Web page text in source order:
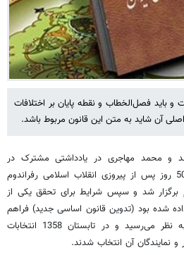
باید فصل‌الخطاب و نقطه پایان بر اختلافات
آن شاید به متن این قانون مربوط باشد.
و محمد مهاجری در یادداشتی مشترک در
روزنامه اعتماد نوشتند: کمتر از 50 روز پس از پیروزی انقلاب اسلامی رفراندوم
برگزار شد و سپس شرایط برای تحقق یکی از
شده بود (تدوین قانون اساسی جدید) فراهم
گردید. این وعده کاملا منطقی به نظر می‌رسید و در تابستان 1358 انتخابات
نمایندگان آن انتخاب شدند.